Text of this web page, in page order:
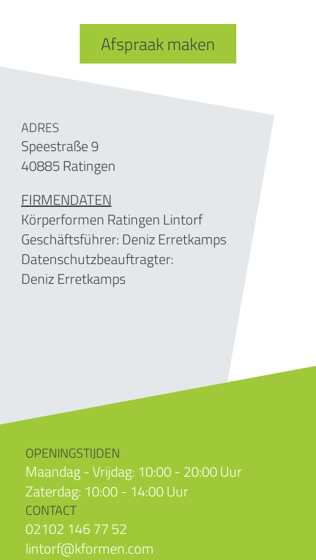
Afspraak maken
ADRES
Speestraße 9
40885 Ratingen
FIRMENDATEN
Körperformen Ratingen Lintorf
Geschäftsführer:Deniz Erretkamps
Datenschutzbeauftragter:
Deniz Erretkamps
OPENINGSTIJDEN
Maandag - Vrijdag: 10:00 - 20:00 Uur
Zaterdag: 10:00 - 14:00 Uur
CONTACT
02102 146 77 52
lintorf@kformen.com